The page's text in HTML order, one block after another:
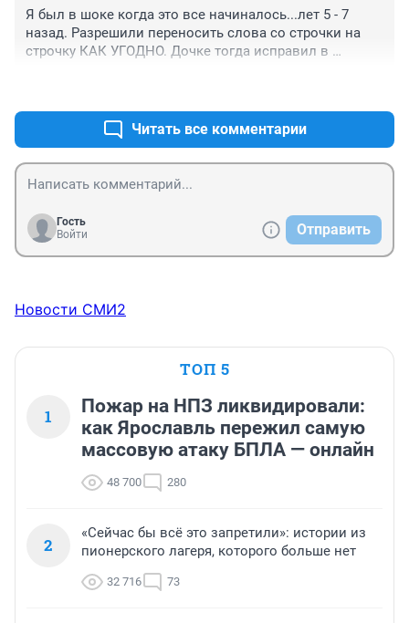
Я был в шоке когда это все начиналось...лет 5 - 7
назад. Разрешили переносить слова со строчки на
строчку КАК УГОДНО. Дочке тогда исправил в
А ведь у меня врожденное знание чистого русского
языка. Все знакомые спрашивают как то или иное
слово пишется-произносится. Я теперь и не знаю как
им отвечать уже...Вот так и опустили ниже
Читать все комментарии
Гость
Войти
Отправить
Новости СМИ2
ТОП 5
1
Пожар на НПЗ ликвидировали:
как Ярославль пережил самую
массовую атаку БПЛА — онлайн
48 700 280
2
«Сейчас бы всё это запретили»: истории из
пионерского лагеря, которого больше нет
32 716 73